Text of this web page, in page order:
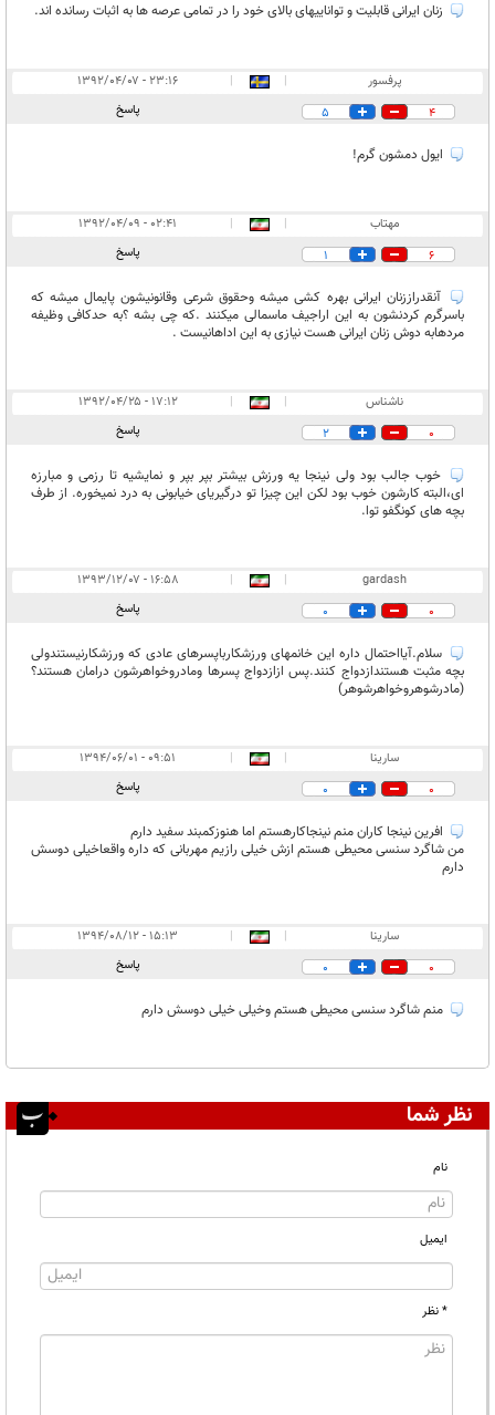
زنان ایرانی قابلیت و تواناییهای بالای خود را در تمامی عرصه ها به اثبات رسانده اند.
پرفسور |
|
۲۳:۱۶ - ۱۳۹۲/۰۴/۰۷
4
5 پاسخ
ایول دمشون گرم!
مهتاب |
|
۰۲:۴۱ - ۱۳۹۲/۰۴/۰۹
6
1 پاسخ
آنقدراززنان ایرانی بهره کشی میشه وحقوق شرعی وقانونیشون پایمال میشه که
باسرگرم کردنشون به این اراجیف ماسمالی میکنند .که چی بشه ؟به حدکافی وظیفه
مردهابه دوش زنان ایرانی هست نیازی به این اداهانیست .
ناشناس |
|
۱۷:۱۲ - ۱۳۹۲/۰۴/۲۵
0
2 پاسخ
خوب جالب بود ولی نینجا یه ورزش بیشتر بپر بپر و نمایشیه تا رزمی و مبارزه
ای،البته کارشون خوب بود لکن این چیزا تو درگیریای خیابونی به درد نمیخوره. از طرف
بچه های کونگفو توا.
gardash
|
|
۱۶:۵۸ - ۱۳۹۳/۱۲/۰۷
0
0 پاسخ
سلام.آیااحتمال داره این خانمهای ورزشکارباپسرهای عادی که ورزشکارنیستندولی
بچه مثبت هستندازدواج کنند.پس ازازدواج پسرها ومادروخواهرشون درامان هستند؟
(مادرشوهروخواهرشوهر)
سارینا |
|
۰۹:۵۱ - ۱۳۹۴/۰۶/۰۱
0
0 پاسخ
افرین نینجا کاران منم نینجاکارهستم اما هنوزکمبند سفید دارم
من شاگرد سنسی محیطی هستم ازش خیلی رازیم مهربانی که داره واقعاخیلی دوسش
دارم
سارینا |
|
۱۵:۱۳ - ۱۳۹۴/۰۸/۱۲
0
0 پاسخ
منم شاگرد سنسی محیطی هستم وخیلی خیلی دوسش دارم
نظر شما
نام
ایمیل
* نظر